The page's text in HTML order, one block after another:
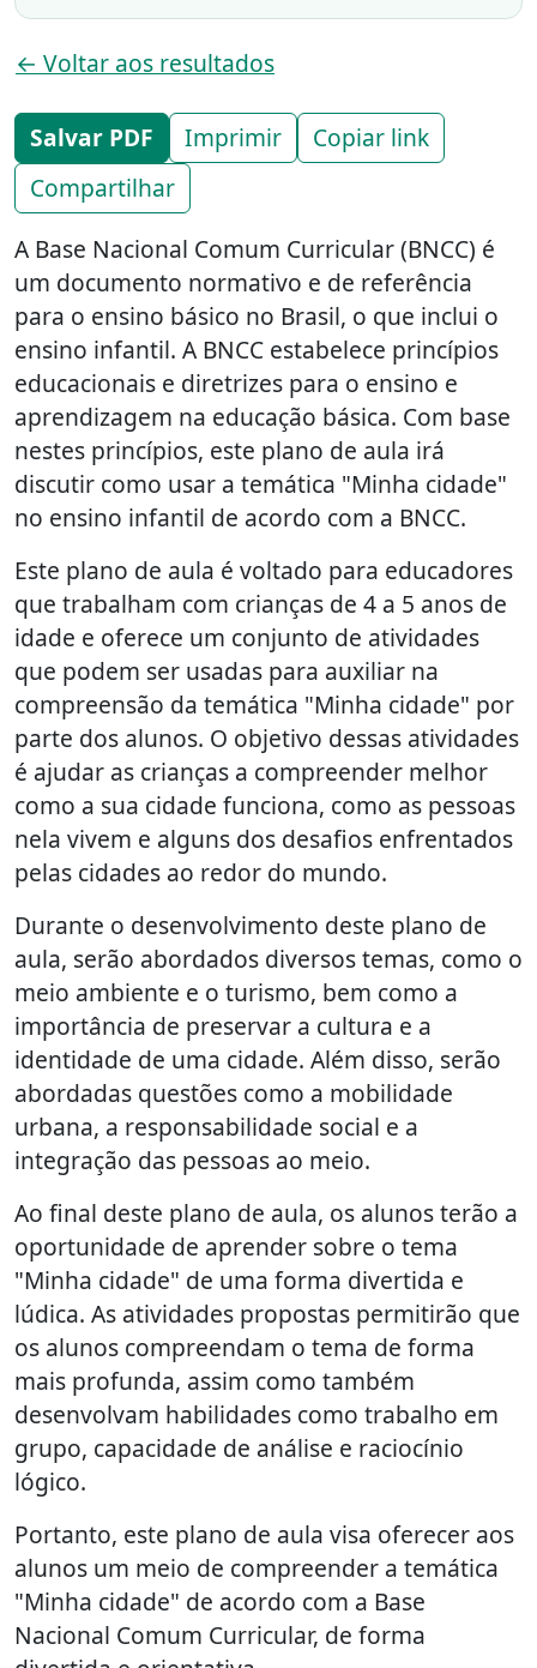
← Voltar aos resultados
Salvar PDF Imprimir
Copiar link
Compartilhar
A Base Nacional Comum Curricular (BNCC) é
um documento normativo e de referência
para o ensino básico no Brasil, o que inclui o
ensino infantil. A BNCC estabelece princípios
educacionais e diretrizes para o ensino e
aprendizagem na educação básica. Com base
nestes princípios, este plano de aula irá
discutir como usar a temática "Minha cidade"
no ensino infantil de acordo com a BNCC.
Este plano de aula é voltado para educadores
que trabalham com crianças de 4 a 5 anos de
idade e oferece um conjunto de atividades
que podem ser usadas para auxiliar na
compreensão da temática "Minha cidade" por
parte dos alunos. O objetivo dessas atividades
é ajudar as crianças a compreender melhor
como a sua cidade funciona, como as pessoas
nela vivem e alguns dos desafios enfrentados
pelas cidades ao redor do mundo.
Durante o desenvolvimento deste plano de
aula, serão abordados diversos temas, como o
meio ambiente e o turismo, bem como a
importância de preservar a cultura e a
identidade de uma cidade. Além disso, serão
abordadas questões como a mobilidade
urbana, a responsabilidade social e a
integração das pessoas ao meio.
Ao final deste plano de aula, os alunos terão a
oportunidade de aprender sobre o tema
"Minha cidade" de uma forma divertida e
lúdica. As atividades propostas permitirão que
os alunos compreendam o tema de forma
mais profunda, assim como também
desenvolvam habilidades como trabalho em
grupo, capacidade de análise e raciocínio
lógico.
Portanto, este plano de aula visa oferecer aos
alunos um meio de compreender a temática
"Minha cidade" de acordo com a Base
Nacional Comum Curricular, de forma